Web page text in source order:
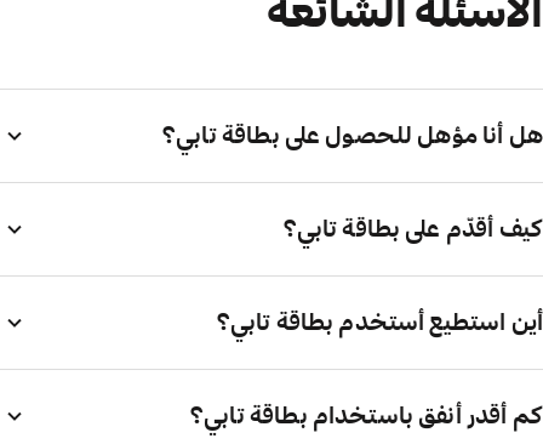
الأسئلة الشائعة
هل أنا مؤهل للحصول على بطاقة تابي؟
كيف أقدّم على بطاقة تابي؟
أين استطيع أستخدم بطاقة تابي؟
كم أقدر أنفق باستخدام بطاقة تابي؟